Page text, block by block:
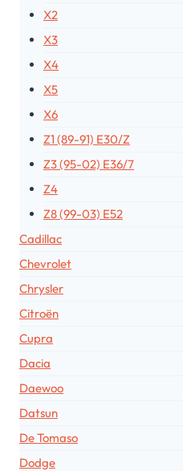
X2
X3
X4
X5
X6
Z1 (89-91) E30/Z
Z3 (95-02) E36/7
Z4
Z8 (99-03) E52
Cadillac
Chevrolet
Chrysler
Citroën
Cupra
Dacia
Daewoo
Datsun
De Tomaso
Dodge